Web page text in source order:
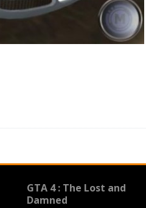
GTA 4 : The Lost and
Damned